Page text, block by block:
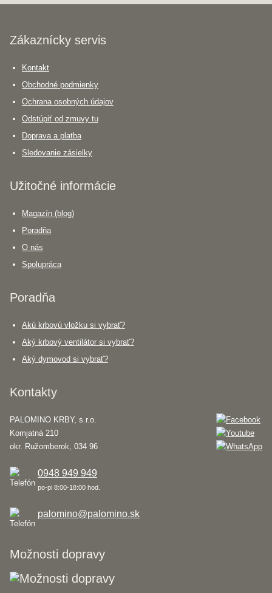
Zákaznícky servis
Kontakt
Obchodné podmienky
Ochrana osobných údajov
Odstúpiť od zmuvy tu
Doprava a platba
Sledovanie zásielky
Užitočné informácie
Magazín (blog)
Poradňa
O nás
Spolupráca
Poradňa
Akú krbovú vložku si vybrať?
Aký krbový ventilátor si vybrať?
Aký dymovod si vybrať?
Kontakty
PALOMINO KRBY, s.r.o.
Komjatná 210
okr. Ružomberok, 034 96
0948 949 949
po-pi 8:00-18:00 hod.
palomino@palomino.sk
Možnosti dopravy